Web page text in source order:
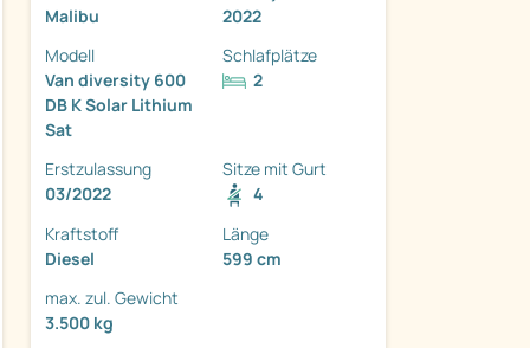
Malibu
2022
Modell
Van diversity 600
DB K Solar Lithium
Sat
Schlafplätze
2
Erstzulassung
03/2022
Sitze mit Gurt
4
Kraftstoff
Diesel
Länge
599 cm
max. zul. Gewicht
3.500 kg